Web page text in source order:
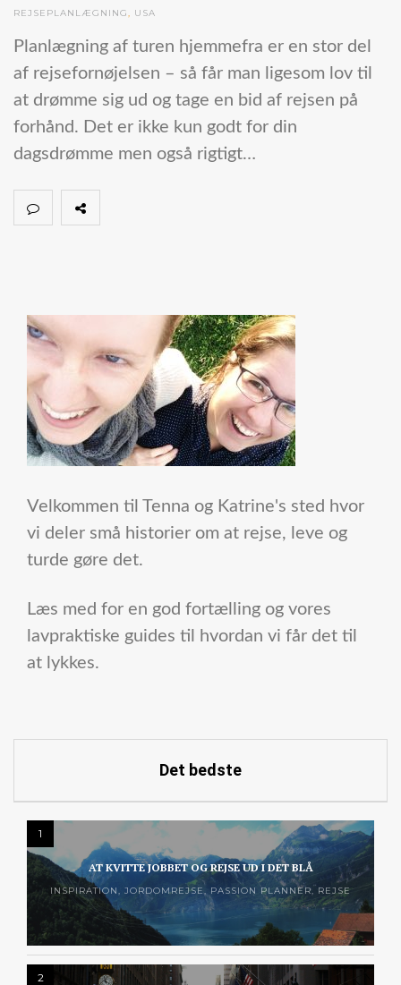
REJSEPLANLÆGNING, USA
Planlægning af turen hjemmefra er en stor del
af rejsefornøjelsen – så får man ligesom lov til
at drømme sig ud og tage en bid af rejsen på
forhånd. Det er ikke kun godt for din
dagsdrømme men også rigtigt…
Velkommen til Tenna og Katrine's sted hvor
vi deler små historier om at rejse, leve og
turde gøre det.
Læs med for en god fortælling og vores
lavpraktiske guides til hvordan vi får det til
at lykkes.
Det bedste
1
AT KVITTE JOBBET OG REJSE UD I DET BLÅ
INSPIRATION, JORDOMREJSE, PASSION PLANNER, REJSE
2